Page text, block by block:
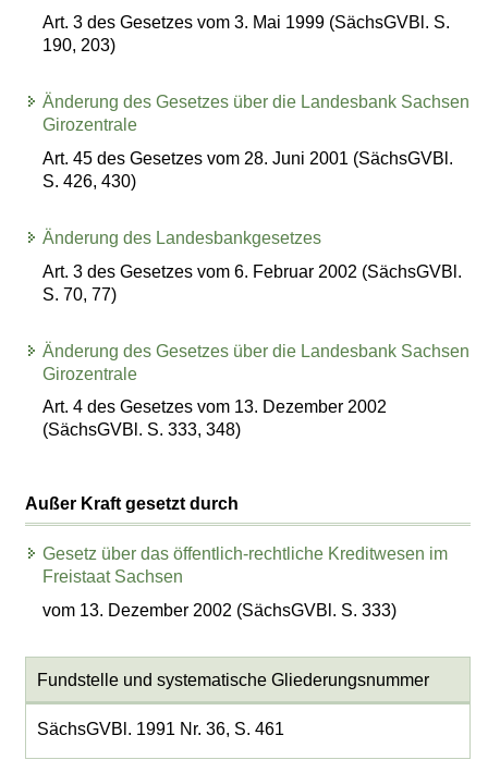
Art. 3 des Gesetzes vom 3. Mai 1999 (SächsGVBl. S.
190, 203)
Änderung des Gesetzes über die Landesbank Sachsen
Girozentrale
Art. 45 des Gesetzes vom 28. Juni 2001 (SächsGVBl.
S. 426, 430)
Änderung des Landesbankgesetzes
Art. 3 des Gesetzes vom 6. Februar 2002 (SächsGVBl.
S. 70, 77)
Änderung des Gesetzes über die Landesbank Sachsen
Girozentrale
Art. 4 des Gesetzes vom 13. Dezember 2002
(SächsGVBl. S. 333, 348)
Außer Kraft gesetzt durch
Gesetz über das öffentlich-rechtliche Kreditwesen im
Freistaat Sachsen
vom 13. Dezember 2002 (SächsGVBl. S. 333)
Fundstelle und systematische Gliederungsnummer
SächsGVBl. 1991 Nr. 36, S. 461